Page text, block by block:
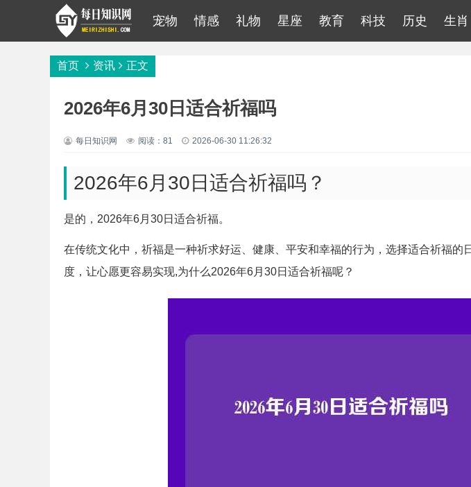
宠物 情感 礼物 星座 教育 科技 历史 生肖
首页 资讯 正文
2026年6月30日适合祈福吗
每日知识网 阅读：81 2026-06-30 11:26:32
2026年6月30日适合祈福吗？
是的，2026年6月30日适合祈福。
在传统文化中，祈福是一种祈求好运、健康、平安和幸福的行为，选择适合祈福的
度，让心愿更容易实现,为什么2026年6月30日适合祈福呢？